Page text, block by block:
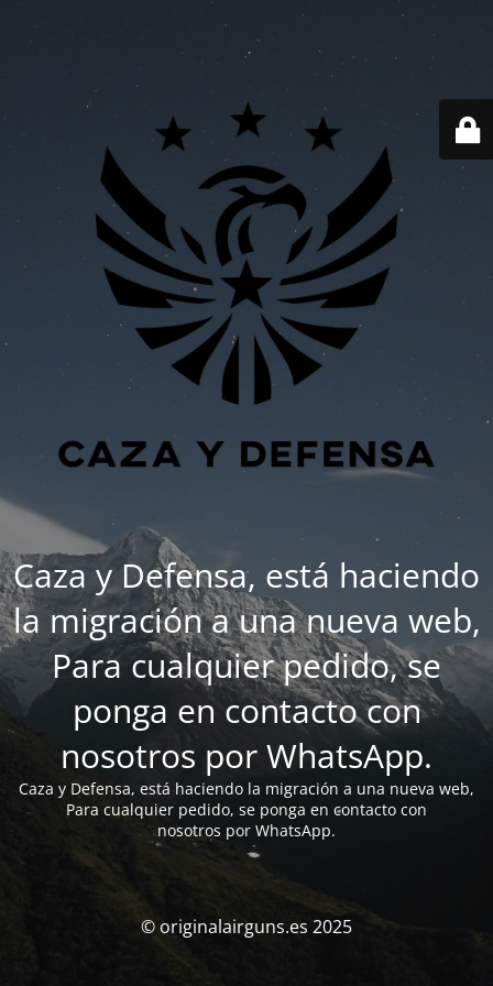
Caza y Defensa, está haciendo
la migración a una nueva web,
Para cualquier pedido, se
ponga en contacto con
nosotros por WhatsApp.
Caza y Defensa, está haciendo la migración a una nueva web,
Para cualquier pedido, se ponga en contacto con
nosotros por WhatsApp.
© originalairguns.es 2025